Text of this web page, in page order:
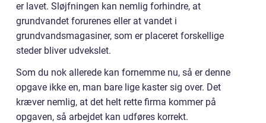
er lavet. Sløjfningen kan nemlig forhindre, at
grundvandet forurenes eller at vandet i
grundvandsmagasiner, som er placeret forskellige
steder bliver udvekslet.
Som du nok allerede kan fornemme nu, så er denne
opgave ikke en, man bare lige kaster sig over. Det
kræver nemlig, at det helt rette firma kommer på
opgaven, så arbejdet kan udføres korrekt.